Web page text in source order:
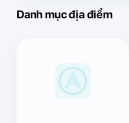
Danh mục địa điểm